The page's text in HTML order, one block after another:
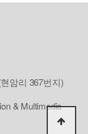
암리 367번지)
& Multimedia